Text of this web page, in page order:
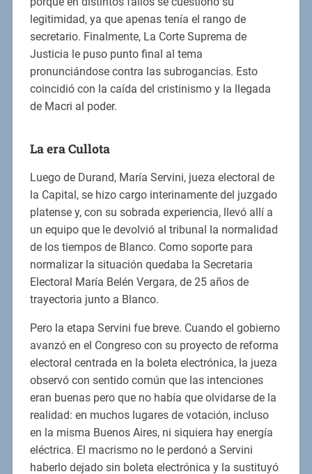
legitimidad, ya que apenas tenía el rango de
secretario. Finalmente, La Corte Suprema de
Justicia le puso punto final al tema
pronunciándose contra las subrogancias. Esto
coincidió con la caída del cristinismo y la llegada
de Macri al poder.
La era Cullota
Luego de Durand, María Servini, jueza electoral de
la Capital, se hizo cargo interinamente del juzgado
platense y, con su sobrada experiencia, llevó allí a
un equipo que le devolvió al tribunal la normalidad
de los tiempos de Blanco. Como soporte para
normalizar la situación quedaba la Secretaria
Electoral María Belén Vergara, de 25 años de
trayectoria junto a Blanco.
Pero la etapa Servini fue breve. Cuando el gobierno
avanzó en el Congreso con su proyecto de reforma
electoral centrada en la boleta electrónica, la jueza
observó con sentido común que las intenciones
eran buenas pero que no había que olvidarse de la
realidad: en muchos lugares de votación, incluso
en la misma Buenos Aires, ni siquiera hay energía
eléctrica. El macrismo no le perdonó a Servini
haberlo dejado sin boleta electrónica y la sustituyó